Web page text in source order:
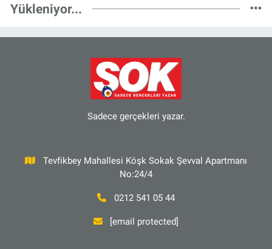
Yükleniyor...
Sadece gerçekleri yazar.
Tevfikbey Mahallesi Köşk Sokak Şevval Apartmanı
No:24/4
0212 541 05 44
[email protected]